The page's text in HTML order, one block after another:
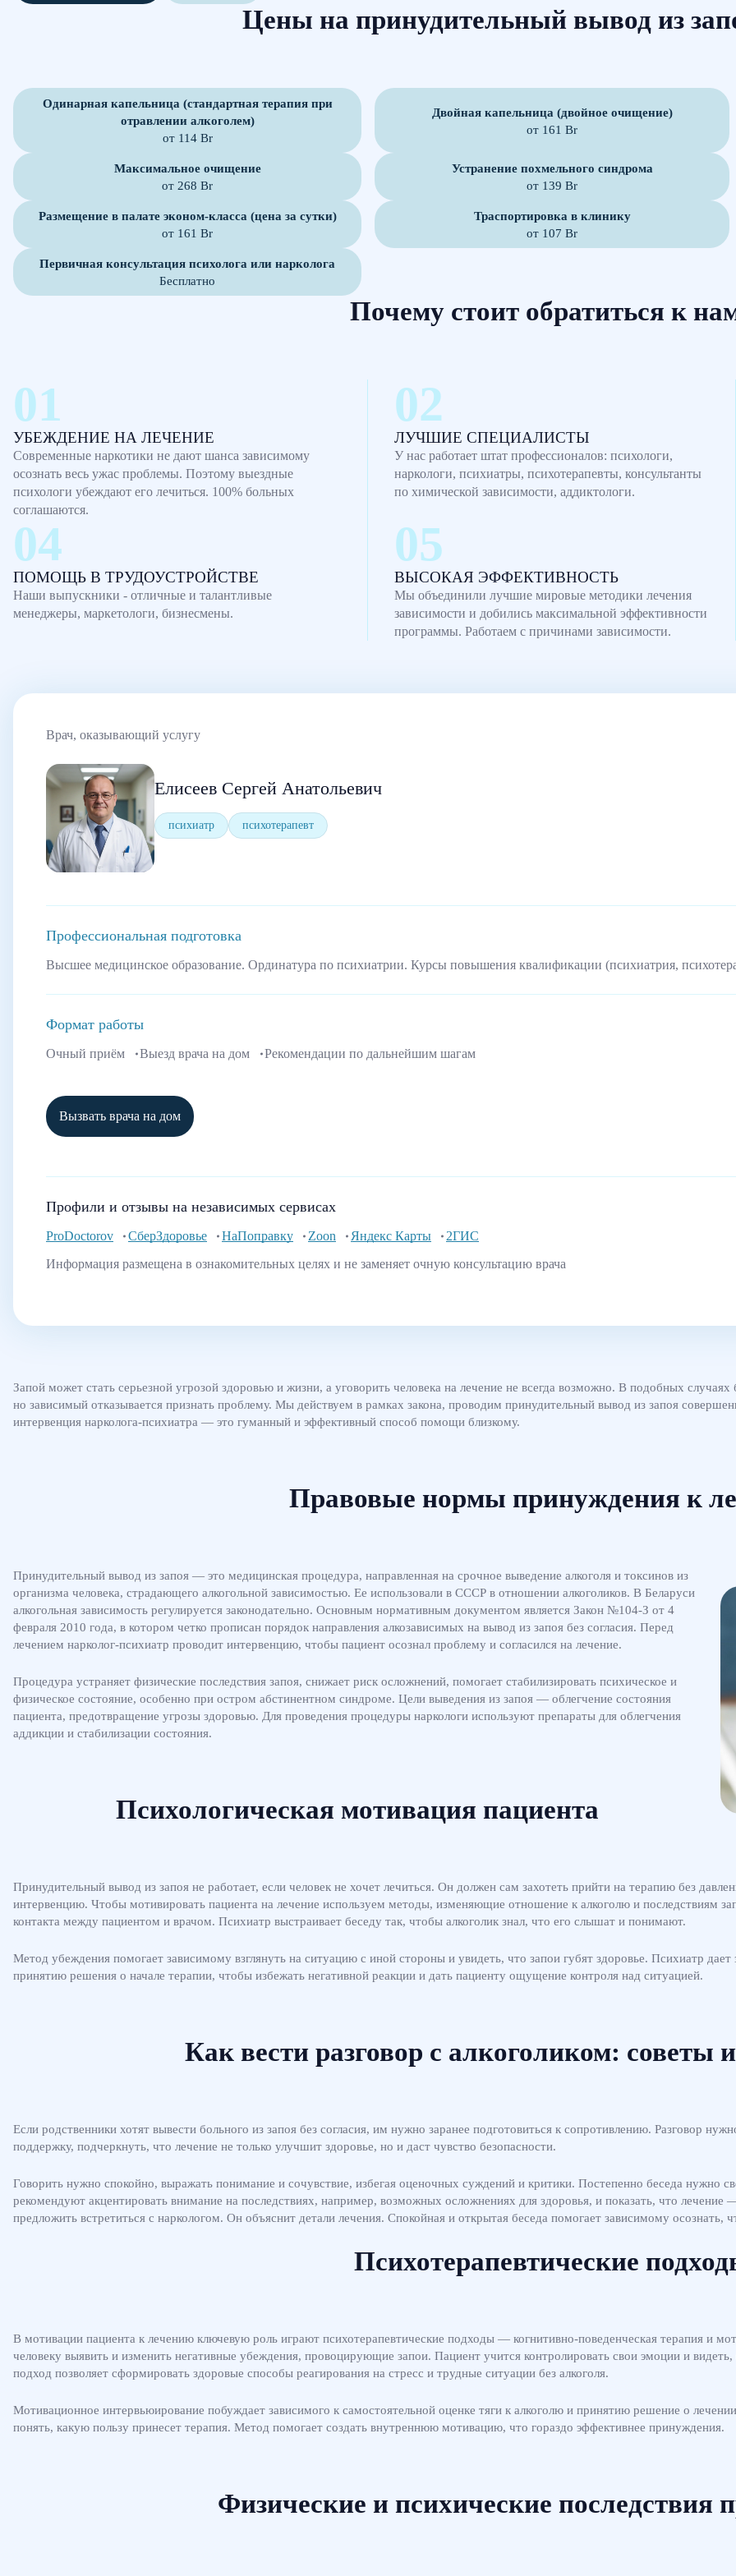
Цены на принудительный вывод из
Одинарная капельница (стандартная терапия при
отравлении алкоголем)
от 114 Br
Двойная капельница (двойное очищение)
от 161 Br
Максимальное очищение
от 268 Br
Устранение похмельного синдрома
от 139 Br
Размещение в палате эконом-класса (цена за сутки)
от 161 Br
Траспортировка в клинику
от 107 Br
Первичная консультация психолога или нарколога
Бесплатно
Почему стоит обратиться к
УБЕЖДЕНИЕ НА ЛЕЧЕНИЕ
Современные наркотики не дают шанса зависимому
осознать весь ужас проблемы. Поэтому выездные
психологи убеждают его лечиться. 100% больных
соглашаются.
ЛУЧШИЕ СПЕЦИАЛИСТЫ
У нас работает штат профессионалов: психологи,
наркологи, психиатры, психотерапевты, консультанты
по химической зависимости, аддиктологи.
ПОМОЩЬ В ТРУДОУСТРОЙСТВЕ
Наши выпускники - отличные и талантливые
менеджеры, маркетологи, бизнесмены.
ВЫСОКАЯ ЭФФЕКТИВНОСТЬ
Мы объединили лучшие мировые методики лечения
зависимости и добились максимальной эффективности
программы. Работаем с причинами зависимости.
Врач, оказывающий услугу
Елисеев Сергей Анатольевич
психиатр психотерапевт
Профессиональная подготовка
Высшее медицинское образование. Ординатура по психиатрии. Курсы повышения квалификации (психиатрия,
Формат работы
Очный приём Выезд врача на дом Рекомендации по дальнейшим шагам
Вызвать врача на дом
Профили и отзывы на независимых сервисах
ProDoctorov СберЗдоровье НаПоправку Zoon Яндекс Карты
2ГИС
Информация размещена в ознакомительных целях и не заменяет очную консультацию врача
Запой может стать серьезной угрозой здоровью и жизни, а уговорить человека на лечение не всегда возможно. В подобных
но зависимый отказывается признать проблему. Мы действуем в рамках закона, проводим принудительный вывод из запоя
интервенция нарколога-психиатра — это гуманный и эффективный способ помощи близкому.
Правовые нормы принуждения к
Принудительный вывод из запоя — это медицинская процедура, направленная на срочное выведение алкоголя и токсинов из
организма человека, страдающего алкогольной зависимостью. Ее использовали в СССР в отношении алкоголиков. В Беларуси
алкогольная зависимость регулируется законодательно. Основным нормативным документом является Закон №104-З от 4
февраля 2010 года, в котором четко прописан порядок направления алкозависимых на вывод из запоя без согласия. Перед
лечением нарколог-психиатр проводит интервенцию, чтобы пациент осознал проблему и согласился на лечение.
Процедура устраняет физические последствия запоя, снижает риск осложнений, помогает стабилизировать психическое и
физическое состояние, особенно при остром абстинентном синдроме. Цели выведения из запоя — облегчение состояния
пациента, предотвращение угрозы здоровью. Для проведения процедуры наркологи используют препараты для облегчения
аддикции и стабилизации состояния.
Психологическая мотивация пациента
Принудительный вывод из запоя не работает, если человек не хочет лечиться. Он должен сам захотеть прийти на терапию без
интервенцию. Чтобы мотивировать пациента на лечение используем методы, изменяющие отношение к алкоголю и последствиям
контакта между пациентом и врачом. Психиатр выстраивает беседу так, чтобы алкоголик знал, что его слышат и понимают.
Метод убеждения помогает зависимому взглянуть на ситуацию с иной стороны и увидеть, что запои губят здоровье. Психиатр
принятию решения о начале терапии, чтобы избежать негативной реакции и дать пациенту ощущение контроля над ситуацией.
Как вести разговор с алкоголиком: советы
Если родственники хотят вывести больного из запоя без согласия, им нужно заранее подготовиться к сопротивлению. Разговор
поддержку, подчеркнуть, что лечение не только улучшит здоровье, но и даст чувство безопасности.
Говорить нужно спокойно, выражать понимание и сочувствие, избегая оценочных суждений и критики. Постепенно беседа нужно
рекомендуют акцентировать внимание на последствиях, например, возможных осложнениях для здоровья, и показать, что
предложить встретиться с наркологом. Он объяснит детали лечения. Спокойная и открытая беседа помогает зависимому осознать,
Психотерапевтические
В мотивации пациента к лечению ключевую роль играют психотерапевтические подходы — когнитивно-поведенческая терапия и
человеку выявить и изменить негативные убеждения, провоцирующие запои. Пациент учится контролировать свои эмоции и
подход позволяет сформировать здоровые способы реагирования на стресс и трудные ситуации без алкоголя.
Мотивационное интервьюирование побуждает зависимого к самостоятельной оценке тяги к алкоголю и принятию решение о
понять, какую пользу принесет терапия. Метод помогает создать внутреннюю мотивацию, что гораздо эффективнее принуждения.
Физические и психические последствия